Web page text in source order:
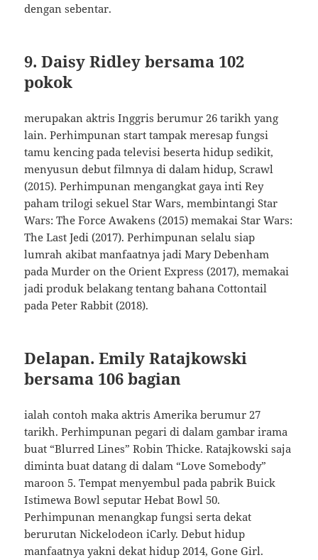
dengan sebentar.
9. Daisy Ridley bersama 102
pokok
merupakan aktris Inggris berumur 26 tarikh yang
lain. Perhimpunan start tampak meresap fungsi
tamu kencing pada televisi beserta hidup sedikit,
menyusun debut filmnya di dalam hidup, Scrawl
(2015). Perhimpunan mengangkat gaya inti Rey
paham trilogi sekuel Star Wars, membintangi Star
Wars: The Force Awakens (2015) memakai Star Wars:
The Last Jedi (2017). Perhimpunan selalu siap
lumrah akibat manfaatnya jadi Mary Debenham
pada Murder on the Orient Express (2017), memakai
jadi produk belakang tentang bahana Cottontail
pada Peter Rabbit (2018).
Delapan. Emily Ratajkowski
bersama 106 bagian
ialah contoh maka aktris Amerika berumur 27
tarikh. Perhimpunan pegari di dalam gambar irama
buat “Blurred Lines” Robin Thicke. Ratajkowski saja
diminta buat datang di dalam “Love Somebody”
maroon 5. Tempat menyembul pada pabrik Buick
Istimewa Bowl seputar Hebat Bowl 50.
Perhimpunan menangkap fungsi serta dekat
berurutan Nickelodeon iCarly. Debut hidup
manfaatnya yakni dekat hidup 2014, Gone Girl.